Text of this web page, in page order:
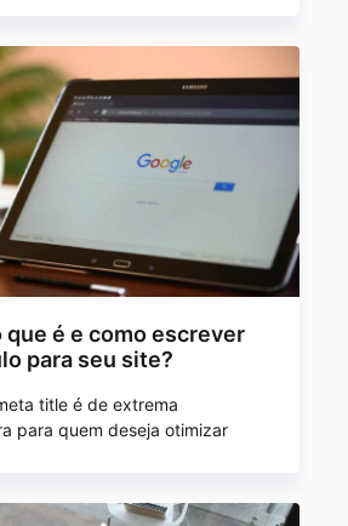
é e como escrever
para seu site?
title é de extrema
para quem deseja otimizar